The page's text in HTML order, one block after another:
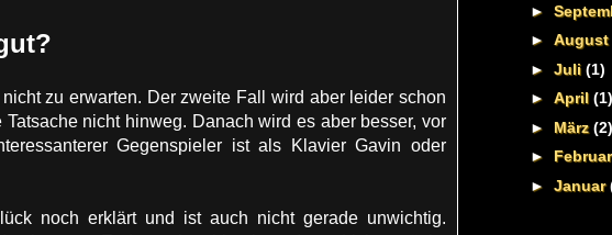
zu erwarten. Der zweite Fall wird aber leider schon
nicht hinweg. Danach wird es aber besser, vor
Gegenspieler ist als Klavier Gavin oder
noch erklärt und ist auch nicht gerade unwichtig.
►
► August
► Juli (1)
► April (1)
► März(2)
►
► Januar